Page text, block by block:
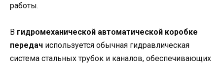
работы.
В гидромеханической автоматической коробке
передач используется обычная гидравлическая
система стальных трубок и каналов, обеспечивающих